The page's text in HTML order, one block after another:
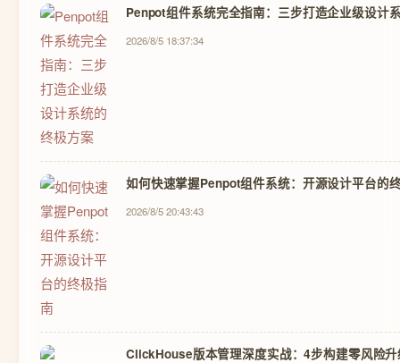
Penpot组件系统完全指南：三步打造企业级设计
2026/8/5 18:37:34
如何快速掌握Penpot组件系统：开源设计平台的
2026/8/5 20:43:43
ClickHouse版本管理深度实战：4步构建零风险